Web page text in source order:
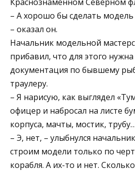
– А хорошо бы сделать
– оказал он.
Начальник модельной
прибавил, что для этого нужна
документация по бывшему
траулеру.
– Я нарисую, как выглядел
офицер и набросал на листе
корпуса, мачты, мостик, трубу…
– Э, нет, – улыбнулся
строим модели только по
корабля. А их-то и нет.